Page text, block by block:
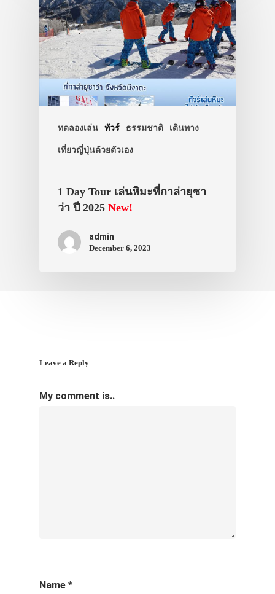
ทดลองเล่น ทัวร์ ธรรมชาติ เดินทาง
เที่ยวญี่ปุ่นด้วยตัวเอง
1 Day Tour เล่นหิมะที่กาล่ายุซา
ว่า ปี 2025 New!
admin
December 6, 2023
Leave a Reply
My comment is..
Name *
ประเทศญี่ปุ่น
เที่ยวญี่ปุ่นด้ว
รถบัส
เดินทาง
ที่พัก